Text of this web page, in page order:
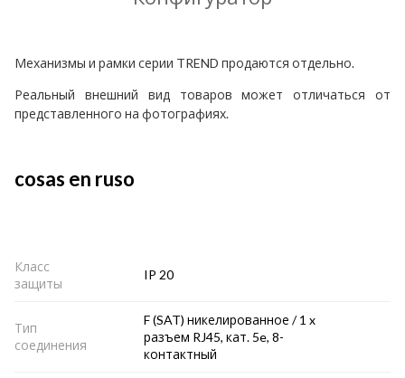
Механизмы и рамки серии TREND продаются отдельно.
Реальный внешний вид товаров может отличаться от
представленного на фотографиях.
cosas en ruso
Класс
защиты
IP 20
Тип
соединения
F (SAT) никелированное / 1 x
разъем RJ45, кат. 5e, 8-
контактный